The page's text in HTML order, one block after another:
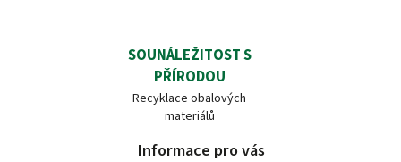
SOUNÁLEŽITOST S
PŘÍRODOU
Recyklace obalových
materiálů
Informace pro vás